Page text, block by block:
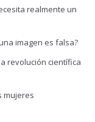
realmente un
imagen es falsa?
revolución científica
mujeres